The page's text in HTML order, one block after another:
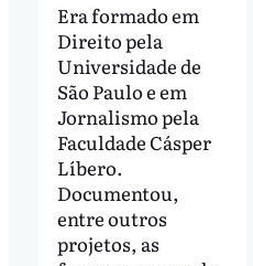
Era formado em
Direito pela
Universidade de
São Paulo e em
Jornalismo pela
Faculdade Cásper
Líbero.
Documentou,
entre outros
projetos, as